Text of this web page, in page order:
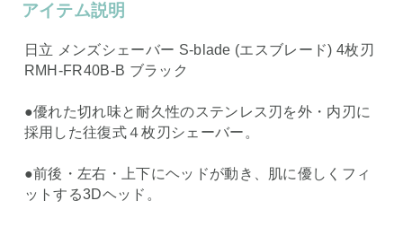
アイテム説明
日立 メンズシェーバー S-blade (エスブレード) 4枚刃
RMH-FR40B-B ブラック
●優れた切れ味と耐久性のステンレス刃を外・内刃に
採用した往復式４枚刃シェーバー。
●前後・左右・上下にヘッドが動き、肌に優しくフィ
ットする3Dヘッド。